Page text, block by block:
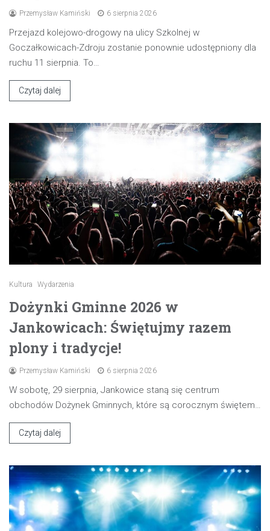
Przemysław Kamiński 6 sierpnia 2026
Przejazd kolejowo-drogowy na ulicy Szkolnej w
Goczałkowicach-Zdroju zostanie ponownie udostępniony dla
ruchu 11 sierpnia. To…
Czytaj dalej
Kultura Wydarzenia
Dożynki Gminne 2026 w
Jankowicach: Świętujmy razem
plony i tradycje!
Przemysław Kamiński 6 sierpnia 2026
W sobotę, 29 sierpnia, Jankowice staną się centrum
obchodów Dożynek Gminnych, które są corocznym świętem…
Czytaj dalej